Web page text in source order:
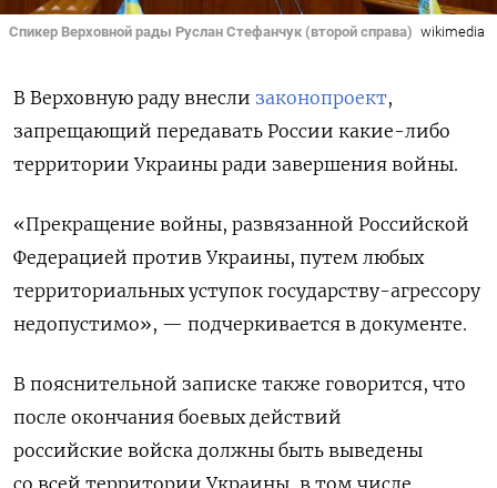
Спикер Верховной рады Руслан Стефанчук (второй справа) wikimedia
В Верховную раду внесли законопроект,
запрещающий передавать России какие-либо
территории Украины ради завершения войны.
«Прекращение войны, развязанной Российской
Федерацией против Украины, путем любых
территориальных уступок государству-агрессору
недопустимо», — подчеркивается в документе.
В пояснительной записке также говорится, что
после окончания боевых действий
российские войска должны быть выведены